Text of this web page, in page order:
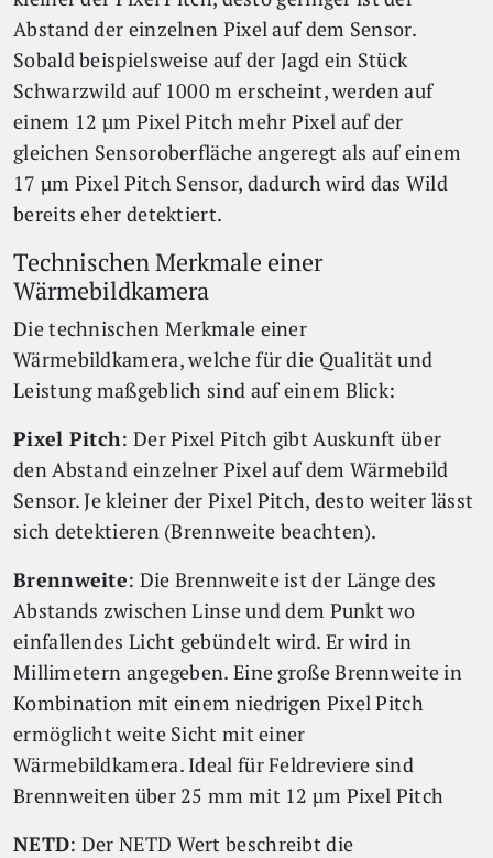
Abstand der einzelnen Pixel auf dem Sensor.
Sobald beispielsweise auf der Jagd ein Stück
Schwarzwild auf 1000 m erscheint, werden auf
einem 12 µm Pixel Pitch mehr Pixel auf der
gleichen Sensoroberfläche angeregt als auf einem
17 µm Pixel Pitch Sensor, dadurch wird das Wild
bereits eher detektiert.
Technischen Merkmale einer
Wärmebildkamera
Die technischen Merkmale einer
Wärmebildkamera, welche für die Qualität und
Leistung maßgeblich sind auf einem Blick:
Pixel Pitch: Der Pixel Pitch gibt Auskunft über
den Abstand einzelner Pixel auf dem Wärmebild
Sensor. Je kleiner der Pixel Pitch, desto weiter lässt
sich detektieren (Brennweite beachten).
Brennweite: Die Brennweite ist der Länge des
Abstands zwischen Linse und dem Punkt wo
einfallendes Licht gebündelt wird. Er wird in
Millimetern angegeben. Eine große Brennweite in
Kombination mit einem niedrigen Pixel Pitch
ermöglicht weite Sicht mit einer
Wärmebildkamera. Ideal für Feldreviere sind
Brennweiten über 25 mm mit 12 µm Pixel Pitch
NETD: Der NETD Wert beschreibt die